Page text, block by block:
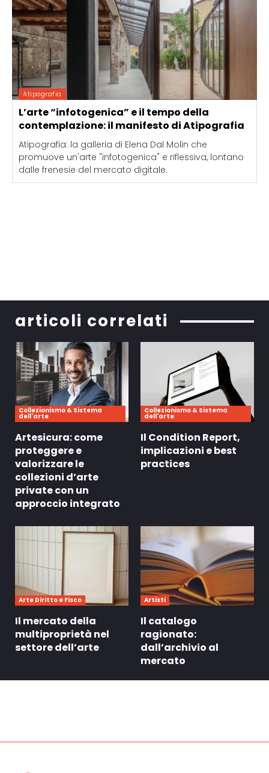
Atipografia
L’arte “infotogenica” e il tempo della
contemplazione: il manifesto di Atipografia
Atipografia: la galleria di Elena Dal Molin che
promuove un'arte "infotogenica" e riflessiva, lontano
dalle frenesie del mercato digitale.
articoli correlati
Collezionismo & Sistema
dell'arte
Artesicura: come
proteggere e
valorizzare le
collezioni d’arte
private con un
approccio integrato
Collezionismo & Sistema
dell'arte
Il Condition Report,
implicazioni e best
practices
Arte Diritto e Fisco
Il mercato della
multiproprietà nel
settore dell’arte
Artisti
Il catalogo
ragionato:
dall’archivio al
mercato